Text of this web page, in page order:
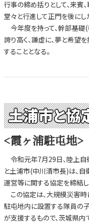
行事の締め括りとして、来賓
堂々と行進して正門を後にし
今年度を持って、幹部基礎
誇り高く、謙虚に、夢と希望
することとなる。
土浦市と協
<霞ヶ浦駐屯地>
令和元年7月29日、陸上自
と土浦市(中川清市長)は、
運営等に関する協定を締結し
この協定は、大規模災害
駐屯地内に設置する隊員の
が支援するもので、茨城県内